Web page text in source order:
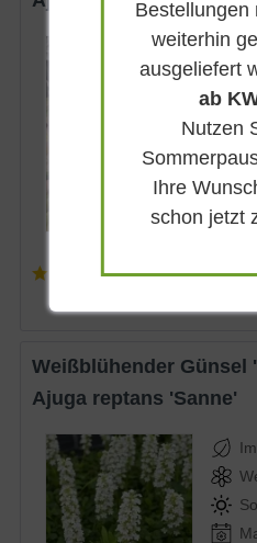
(4)
Weißblühender Günsel
Ajuga reptans 'Sanne'
Bestellungen
weiterhin
ausgeliefert
ab
Nutzen
Ihre
schon jetzt